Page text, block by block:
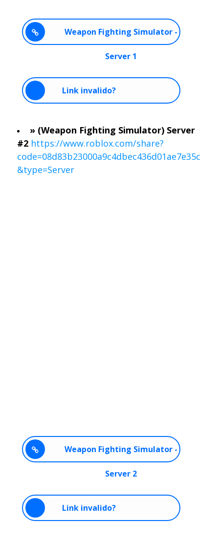
Weapon Fighting Simulator -
Server 1
Link invalido?
» (Weapon Fighting Simulator) Server
#2 https://www.roblox.com/share?
code=08d83b23000a9c4dbec436d01ae7e35c
&type=Server
Weapon Fighting Simulator -
Server 2
Link invalido?